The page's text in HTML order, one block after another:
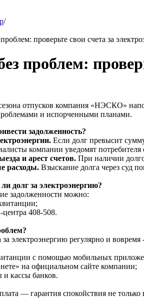
/
проверьте свои счета за
проблем:
отпусков компания «НЭСКО»
и испорченными планами.
задолженность?
Если долг превысит
компании уведомят
и арест счетов. При наличии
расходы. Взыскание долга через суд
долг за электроэнергию?
задолженности можно:
408-508.
за электроэнергию регулярно и
с помощью мобильных
на официальном сайте компании;
и кассы банков.
— гарантия спокойствия не